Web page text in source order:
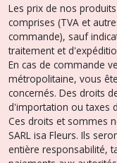
Les prix de nos
comprises (TVA et
commande), sauf
traitement et
En cas de commande
métropolitaine, vous
concernés. Des droits
d'importation ou taxes
Ces droits et sommes
SARL isa Fleurs. Ils
entière responsabilité,